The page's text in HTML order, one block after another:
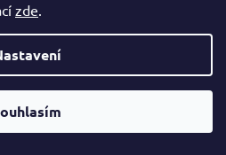
zde.
masívu